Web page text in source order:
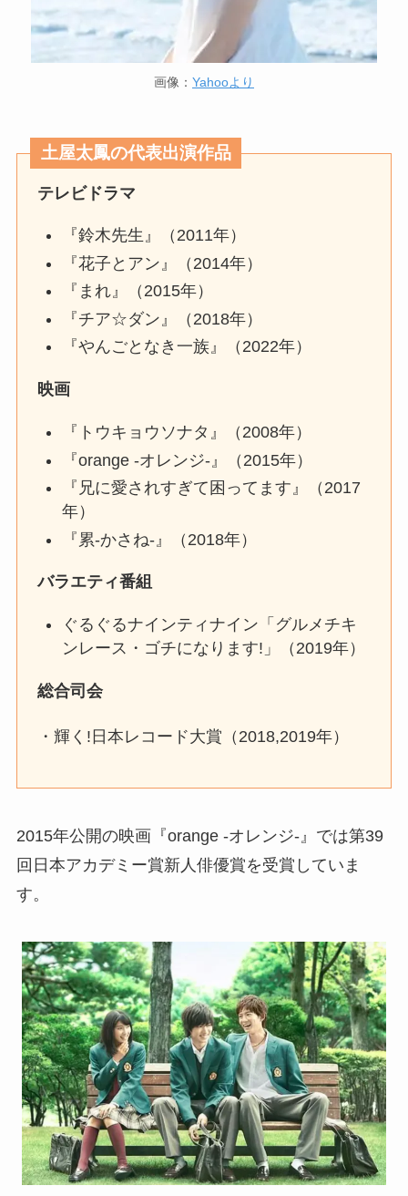
画像： Yahooより
土屋太鳳の代表出演作品
テレビドラマ
『鈴木先生』（2011年）
『花子とアン』（2014年）
『まれ』（2015年）
『チア☆ダン』（2018年）
『やんごとなき一族』（2022年）
映画
『トウキョウソナタ』（2008年）
『orange -オレンジ-』（2015年）
『兄に愛されすぎて困ってます』（2017
年）
『累-かさね-』（2018年）
バラエティ番組
ぐるぐるナインティナイン「グルメチキ
ンレース・ゴチになります!」（2019年）
総合司会
・輝く!日本レコード大賞（2018,2019年）
2015年公開の映画『orange -オレンジ-』では第39
回日本アカデミー賞新人俳優賞を受賞していま
す。